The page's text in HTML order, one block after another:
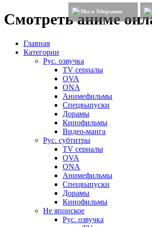
Смотреть аниме
Мы в Telegramm
Главная
Категории
Рус. озвучка
TV сериалы
OVA
ONA
Анимефильмы
Спецвыпуски
Дорамы
Кинофильмы
Видео-манга
Рус. субтитры
TV сериалы
OVA
ONA
Анимефильмы
Спецвыпуски
Дорамы
Кинофильмы
Не японское
Рус. озвучка